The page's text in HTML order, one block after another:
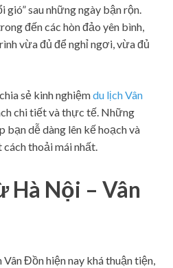
gió” sau những ngày bận rộn.
đến các hòn đảo yên bình,
vừa đủ để nghỉ ngơi, vừa đủ
sẻ kinh nghiệmdu lịch Vân
chi tiết và thực tế. Những
bạn dễ dàng lên kế hoạch và
thoải mái nhất.
Hà Nội – Vân
Đồn hiện nay khá thuận tiện,